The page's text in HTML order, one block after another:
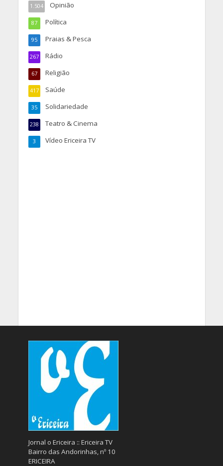
Opinião
1.504
Política
87
Praias & Pesca
95
Rádio
267
Religião
67
Saúde
417
Solidariedade
35
Teatro & Cinema
238
Vídeo Ericeira TV
3
Jornal o Ericeira :: Ericeira TV
Bairro das Andorinhas, nº 10
ERICEIRA